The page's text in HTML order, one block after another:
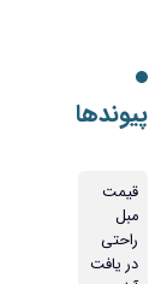
پیوندها
قیمت
مبل
راحتی
در یافت